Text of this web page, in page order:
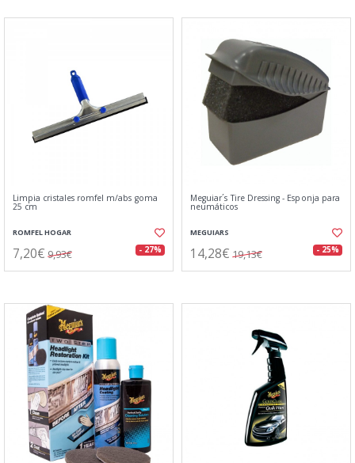
Limpia cristales romfel m/abs goma
25 cm
ROMFEL HOGAR
7,20€ 9,93€ - 27%
Meguiar´s Tire Dressing - Esponja para
neumáticos
MEGUIARS
14,28€ 19,13€ - 25%